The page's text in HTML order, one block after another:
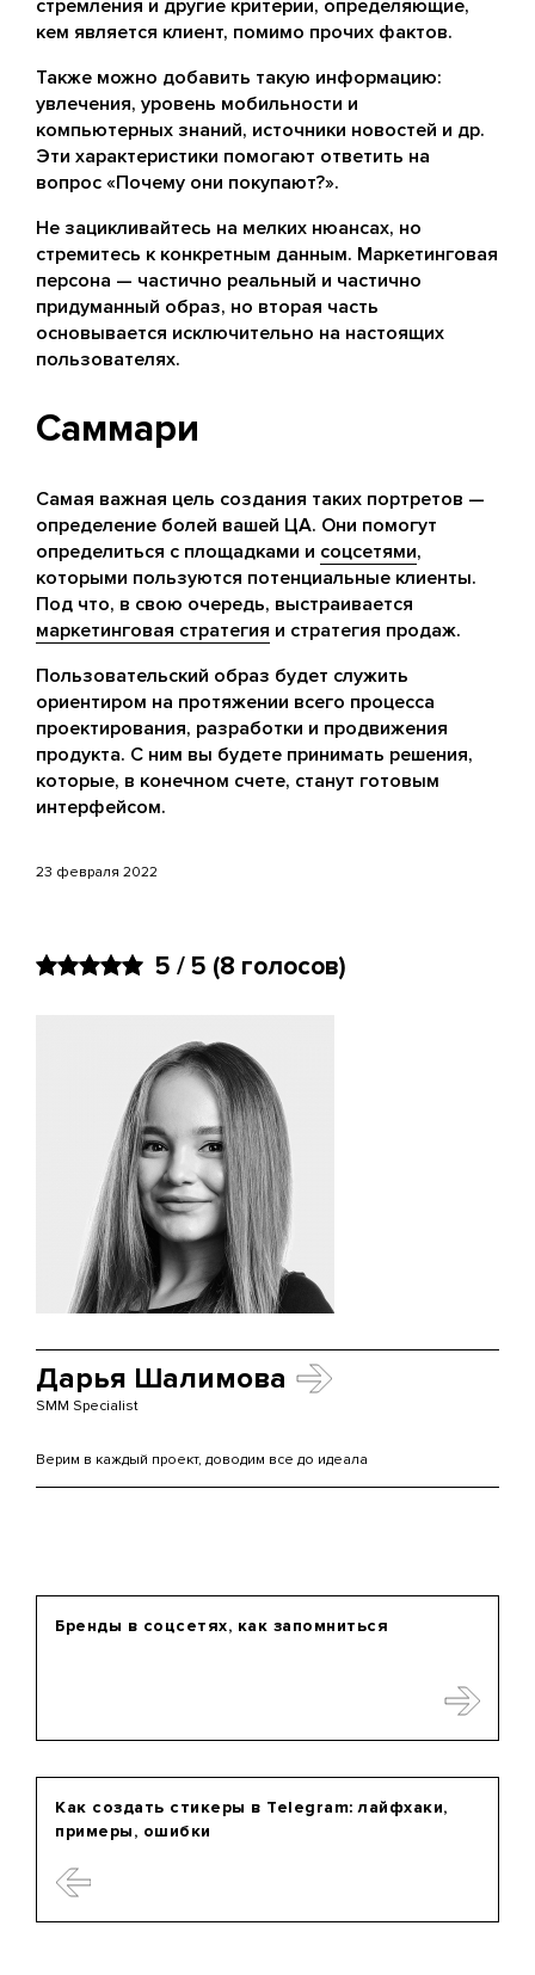
стремления и другие критерии, определяющие,
кем является клиент, помимо прочих фактов.
Также можно добавить такую информацию:
увлечения, уровень мобильности и
компьютерных знаний, источники новостей и др.
Эти характеристики помогают ответить на
вопрос «Почему они покупают?».
Не зацикливайтесь на мелких нюансах, но
стремитесь к конкретным данным. Маркетинговая
персона — частично реальный и частично
придуманный образ, но вторая часть
основывается исключительно на настоящих
пользователях.
Саммари
Самая важная цель создания таких портретов —
определение болей вашей ЦА. Они помогут
определиться с площадками и соцсетями,
которыми пользуются потенциальные клиенты.
Под что, в свою очередь, выстраивается
маркетинговая стратегия и стратегия продаж.
Пользовательский образ будет служить
ориентиром на протяжении всего процесса
проектирования, разработки и продвижения
продукта. С ним вы будете принимать решения,
которые, в конечном счете, станут готовым
интерфейсом.
23 февраля 2022
5 / 5 (8 голосов)
Дарья Шалимова
SMM Specialist
Верим в каждый проект, доводим все до идеала
Как создать стикеры в Telegram: лайфхаки,
примеры, ошибки
Бренды в соцсетях, как запомниться